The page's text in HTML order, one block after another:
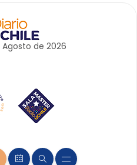
Agosto de 2026